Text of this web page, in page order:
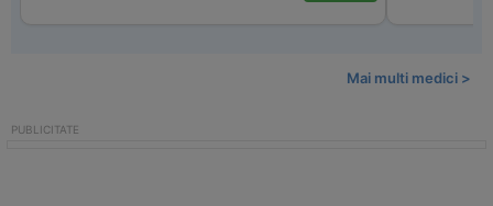
Mai multi medici >